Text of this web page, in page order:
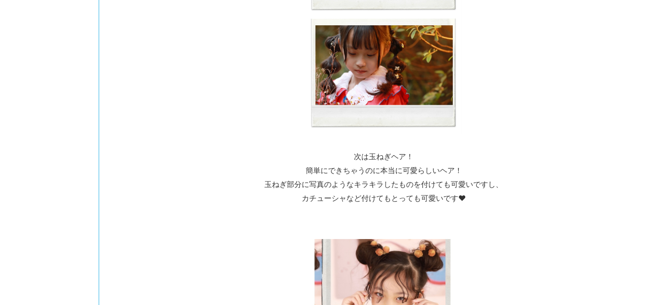
次は玉ねぎヘア！
簡単にできちゃうのに本当に可愛らしいヘア！
玉ねぎ部分に写真のようなキラキラしたものを付けても可愛いですし、
カチューシャなど付けてもとっても可愛いです❤︎